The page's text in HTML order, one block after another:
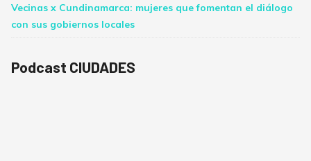
Vecinas x Cundinamarca: mujeres que fomentan el diálogo
con sus gobiernos locales
Podcast CIUDADES